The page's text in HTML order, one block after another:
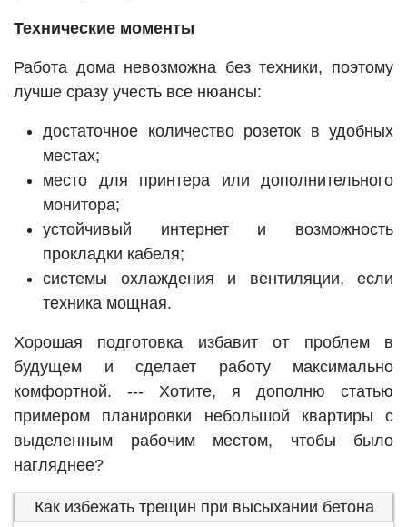
Технические моменты
Работа дома невозможна без техники, поэтому
лучше сразу учесть все нюансы:
достаточное количество розеток в удобных
местах;
место для принтера или дополнительного
монитора;
устойчивый интернет и возможность
прокладки кабеля;
системы охлаждения и вентиляции, если
техника мощная.
Хорошая подготовка избавит от проблем в
будущем и сделает работу максимально
комфортной. --- Хотите, я дополню статью
примером планировки небольшой квартиры с
выделенным рабочим местом, чтобы было
нагляднее?
Как избежать трещин при высыхании бетона